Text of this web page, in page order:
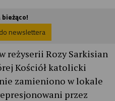
bieżąco!
newslettera
reżyserii Rozy Sarkisian
Kościół katolicki
zamieniono w lokale
przez